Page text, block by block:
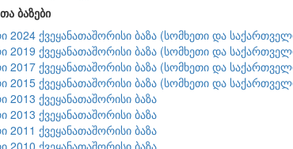
ბაზები
2024 ქვეყანათაშორისი ბაზა (სომხეთი და
2019 ქვეყანათაშორისი ბაზა (სომხეთი და
2017 ქვეყანათაშორისი ბაზა (სომხეთი და
2015 ქვეყანათაშორისი ბაზა (სომხეთი და
2013 ქვეყანათაშორისი ბაზა
2013 ქვეყანათაშორისი ბაზა
2011 ქვეყანათაშორისი ბაზა
2010 ქვეყანათაშორისი ბაზა